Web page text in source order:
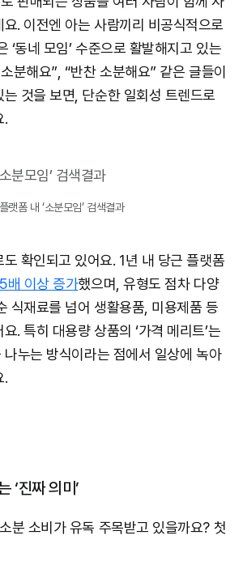
. 이전엔 아는 사람끼리 비공식적으로
‘동네 모임’ 수준으로 활발해지고 있는
분해요”, “반찬 소분해요” 같은 글들이
것을 보면, 단순한 일회성 트렌드로
.
플랫폼 내 ‘소분모임’ 검색결과
확인되고 있어요. 1년 내 당근 플랫폼
5배 이상 증가했으며, 유형도 점차 다양
식재료를 넘어 생활용품, 미용제품 등
. 특히 대용량 상품의 ‘가격 메리트’는
나누는 방식이라는 점에서 일상에 녹아
.
‘진짜 의미’
분 소비가 유독 주목받고 있을까요? 첫